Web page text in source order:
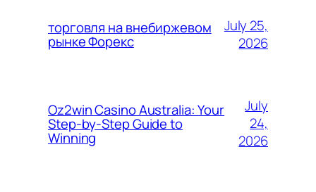
торговля на внебиржевом
рынке Форекс
July 25,
2026
Oz2win Casino Australia: Your
Step-by-Step Guide to
Winning
July
24,
2026